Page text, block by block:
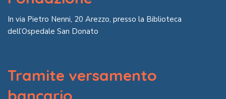
In via Pietro Nenni, 20 Arezzo, presso la Biblioteca
dell’Ospedale San Donato
Tramite versamento